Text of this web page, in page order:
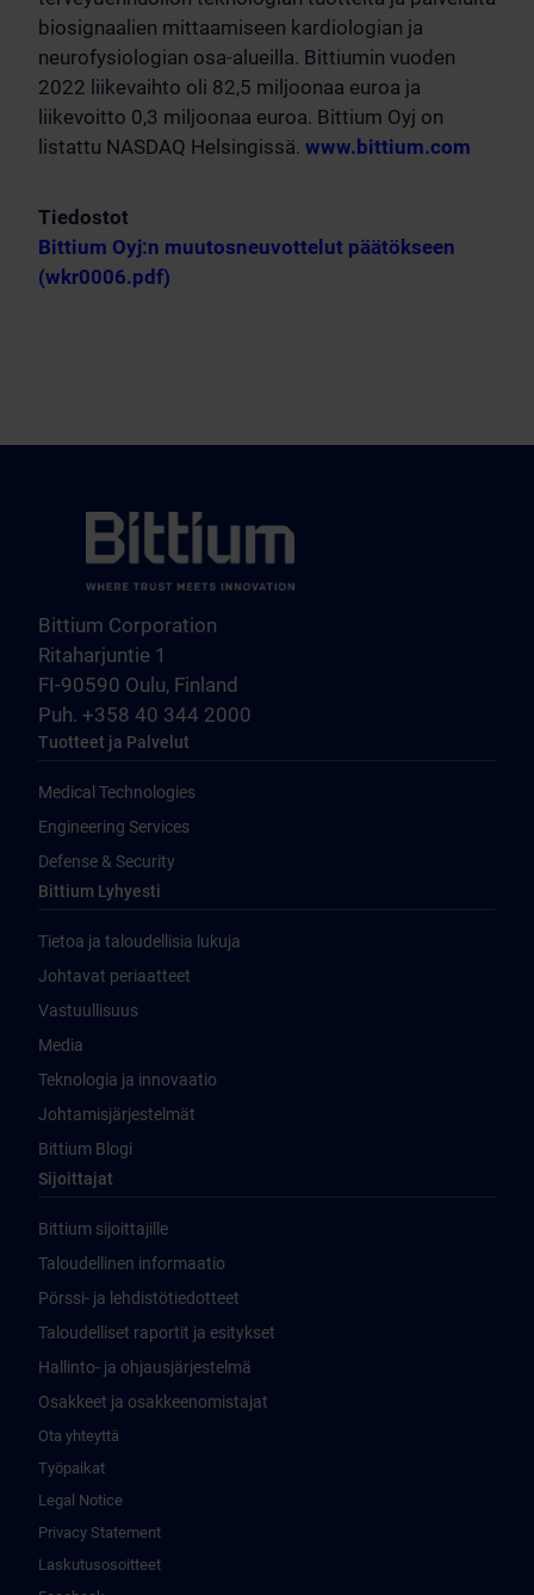
biosignaalien mittaamiseen kardiologian ja
neurofysiologian osa-alueilla. Bittiumin vuoden
2022 liikevaihto oli 82,5 miljoonaa euroa ja
liikevoitto 0,3 miljoonaa euroa. Bittium Oyj on
listattu NASDAQ Helsingissä. www.bittium.com
Tiedostot
Bittium Oyj:n muutosneuvottelut päätökseen
(wkr0006.pdf)
Bittium Corporation
Ritaharjuntie 1
FI-90590 Oulu, Finland
Puh. +358 40 344 2000
Tuotteet ja Palvelut
Medical Technologies
Engineering Services
Defense & Security
Bittium Lyhyesti
Tietoa ja taloudellisia lukuja
Johtavat periaatteet
Vastuullisuus
Media
Teknologia ja innovaatio
Johtamisjärjestelmät
Bittium Blogi
Sijoittajat
Bittium sijoittajille
Taloudellinen informaatio
Pörssi- ja lehdistötiedotteet
Taloudelliset raportit ja esitykset
Hallinto- ja ohjausjärjestelmä
Osakkeet ja osakkeenomistajat
Ota yhteyttä
Työpaikat
Legal Notice
Privacy Statement
Laskutusosoitteet